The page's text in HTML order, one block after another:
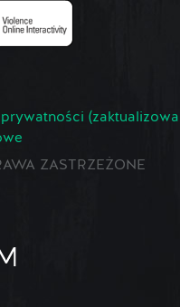
ZASTRZEŻONE